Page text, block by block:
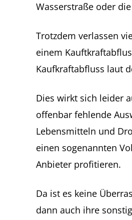
Wasserstraße oder
Trotzdem verlassen
einem
Kaufkraftabfluss laut
Dies wirkt sich leider
offenbar fehlende
Lebensmitteln und
einen sogenannten
Anbieter profitieren.
Da ist es keine
dann auch ihre